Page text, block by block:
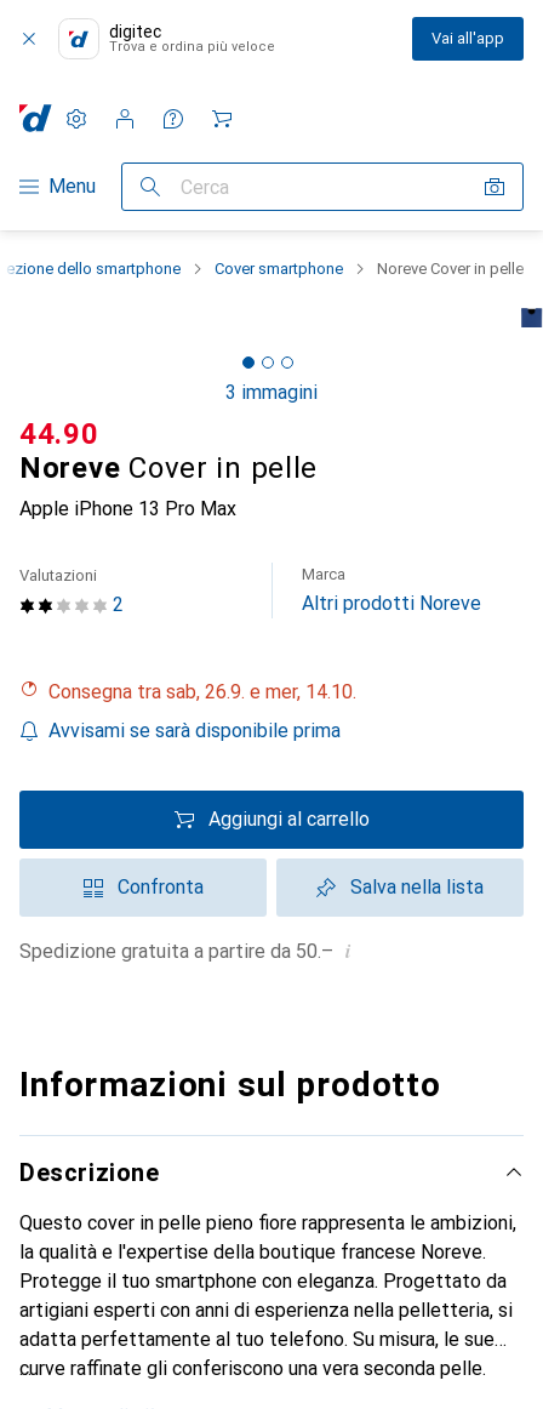
digitec
Trova e ordina più veloce Vai all'app
Categoria Navigazione
Menu Cerca
Impostazioni
Conto cliente
Liste di confronto
Liste dei desideri
Carrello
dello smartphone Cover smartphone Noreve Cover in pelle
3 immagini
Noreve Cover in pelle
Apple iPhone 13 Pro Max
CHF
44.90
2
Valutazioni Marca
Altri prodotti Noreve
Consegna tra sab, 26.9. e mer, 14.10.
Avvisami se sarà disponibile prima
Aggiungi al carrello
Confronta Salva nella lista
Spedizione gratuita a partire da 50.– i
Informazioni sul prodotto
Descrizione
Questo cover in pelle pieno fiore rappresenta le ambizioni,
la qualità e l'expertise della boutique francese Noreve.
Protegge il tuo smartphone con eleganza. Progettato da
artigiani esperti con anni di esperienza nella pelletteria, si
adatta perfettamente al tuo telefono. Su misura, le sue
curve raffinate gli conferiscono una vera seconda pelle.